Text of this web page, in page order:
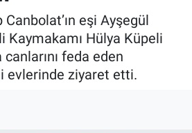
eşi Ayşegül
Kaymakamı Hülya Küpeli
feda eden
evlerinde ziyaret etti.